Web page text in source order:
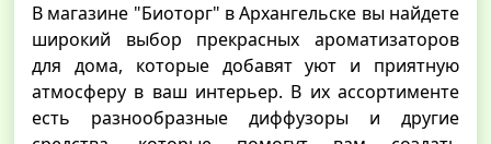
В магазине "Биоторг" в Архангельске вы найдете
широкий выбор прекрасных ароматизаторов
для дома, которые добавят уют и приятную
атмосферу в ваш интерьер. В их ассортименте
есть разнообразные диффузоры и другие